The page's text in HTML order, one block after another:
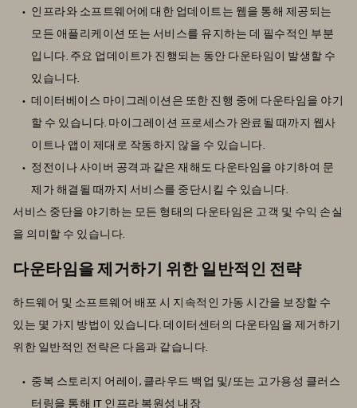
인프라와 소프트웨어에 대한 업데이트는 웹을 통해 제공되는
모든 애플리케이션 또는 서비스를 유지하는 데 필수적인 부분
입니다. 주요 업데이트가 진행되는 동안 다운타임이 발생할 수
있습니다.
데이터베이스 마이그레이션은 또한 진행 중에 다운타임을 야기
할 수 있습니다. 마이그레이션 프로세스가 완료될 때까지 웹사
이트나 앱이 제대로 작동하지 않을 수 있습니다.
정전이나 사이버 공격과 같은 재해도 다운타임을 야기하여 문
제가 해결될 때까지 서비스를 중단시킬 수 있습니다.
서비스 중단을 야기하는 모든 형태의 다운타임은 고객 및 수익 손실
을 의미할 수 있습니다.
다운타임을 제거하기 위한 일반적인 전략
하드웨어 및 소프트웨어 배포 시 지속적인 가동 시간을 보장할 수
있는 몇 가지 방법이 있습니다. 데이터센터의 다운타임을 제거하기
위한 일반적인 전략은 다음과 같습니다.
중복 스토리지 어레이, 클라우드 백업 및/또는 고가용성 클러스
터링을 통해 IT 인프라 복원성 내장